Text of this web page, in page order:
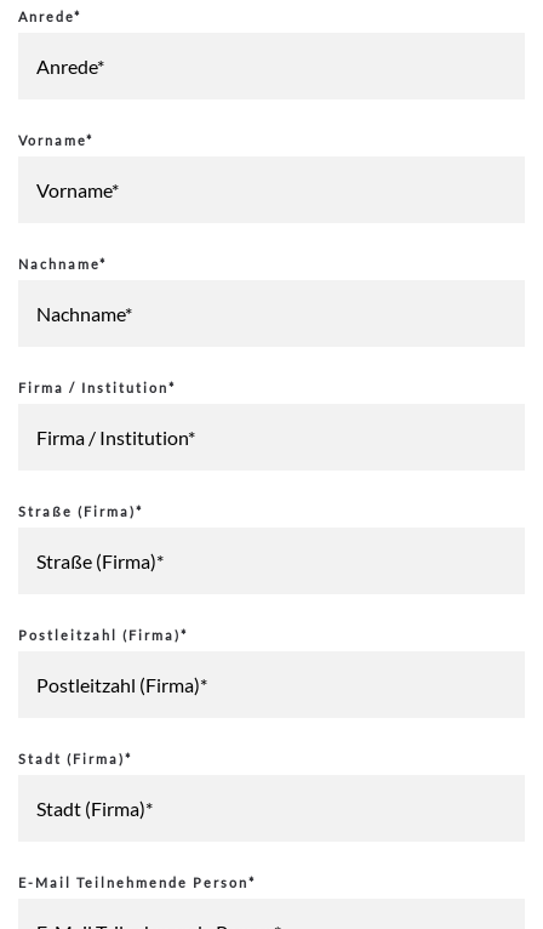
Anrede*
Vorname*
Nachname*
Firma / Institution*
Straße (Firma)*
Postleitzahl (Firma)*
Stadt (Firma)*
E-Mail Teilnehmende Person*